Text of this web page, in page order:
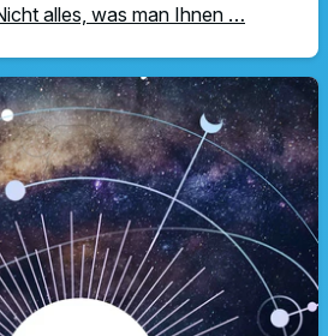
alles, was man Ihnen …